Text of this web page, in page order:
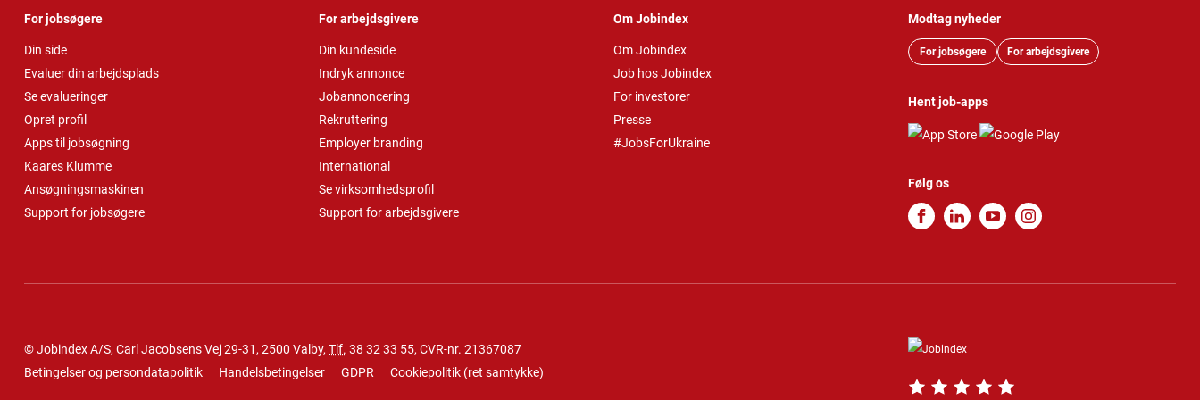
For jobsøgere
Din side
Evaluer din arbejdsplads
Se evalueringer
Opret profil
Apps til jobsøgning
Kaares Klumme
Ansøgningsmaskinen
Support for jobsøgere
For arbejdsgivere
Din kundeside
Indryk annonce
Jobannoncering
Rekruttering
Employer branding
International
Se virksomhedsprofil
Support for arbejdsgivere
Om Jobindex
Om Jobindex
Job hos Jobindex
For investorer
Presse
#JobsForUkraine
Modtag nyheder
For jobsøgere For arbejdsgivere
Hent job-apps
Følg os
© Jobindex A/S, Carl Jacobsens Vej 29-31, 2500 Valby, Tlf. 38 32 33 55, CVR-nr. 21367087
Betingelser og persondatapolitik
Handelsbetingelser GDPR Cookiepolitik (ret samtykke)